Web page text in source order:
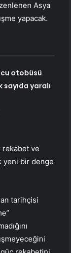
Asya
yapacak.
otobüsü
sayıda yaralı
rekabet ve
yeni bir denge
tarihçisi